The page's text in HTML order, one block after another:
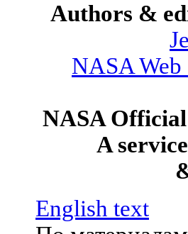
Authors &
NASA Web
NASA
A
English text